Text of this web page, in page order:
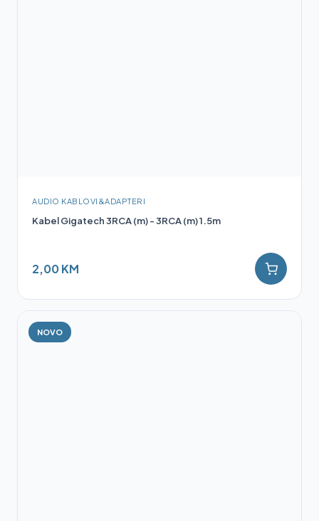
AUDIO KABLOVI&ADAPTERI
Kabel Gigatech 3RCA (m) - 3RCA (m) 1.5m
2,00 KM
NOVO